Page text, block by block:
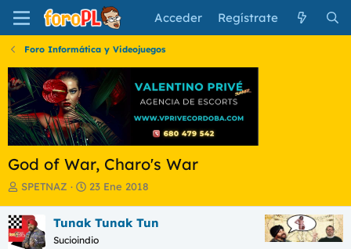
Acceder Regístrate
Foro Informática y Videojuegos
God of War, Charo's War
I
i
c
i
SPETNAZ
F
h
a
23 Ene 2018
Tunak Tunak Tun
Sucioindio